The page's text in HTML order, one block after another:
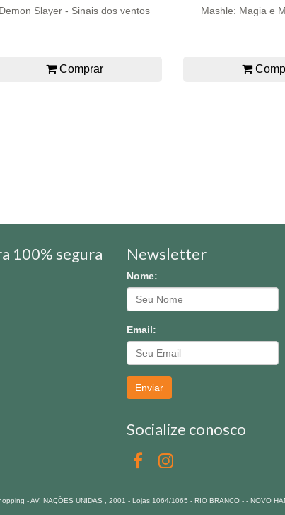
Demon Slayer - Sinais dos ventos
Comprar
Mashle: Magia e
100% segura Newsletter
Nome:
Email:
Enviar
Socialize conosco
- AV. NAÇÕES UNIDAS , 2001 - Lojas 1064/1065 - RIO BRANCO - - NOVO